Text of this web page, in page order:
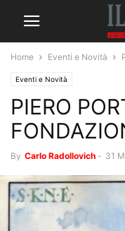
Home Eventi e Novità
Eventi e Novità
PIERO
By Carlo Radollovich - 31